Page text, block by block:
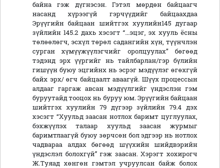
байна гэж дүгнэсэн. Гэтэл мөрдөн байцаагч
насанд хүрээгүй гэрчүүдийг байцаахдаа
Эрүүгийн байцаан шийтгэх хуулийн145 дугаар
зүйлийн 145.2 дахь хэсэгт “...эцэг, эх хууль ёсны
төлөөлөгч, эсхүл төрөл садангийн хүн, түүнчлэн
сурган хүмүүжүүлэгчийг оролцуулах” бөгөөд
тэдэнд эрх үүргийг нь тайлбарлан/гэр бүлийн
гишүүн буюу эцгийнх нь эсрэг мэдүүлэг өгөхгүй
байх эрх/ өгч байцаалт аваагүй. Шүүх процессын
алдааг гаргаж авсан мэдүүлгийг үндэслэн гэм
буруутайд тооцох нь буруу юм. Эрүүгийн байцаан
шийтгэх хуулийн 79 дүгээр зүйлийн 79.4 дэх
хэсэгт “Хуульд заасан нотлох баримт цуглуулах,
бэхжүүлэх талаар хуульд заасан журмыг
баримтлаагүй буюу зөрчсөн бол эдгээр нь нотлох
чадвараа алдах бөгөөд шүүхийн шийдвэрийн
үндэслэл болохгүй” гэж заасан. Хэрэгт хохирогч
Ж.Туяад хөнгөн гэмтэл учруулсан байж болох